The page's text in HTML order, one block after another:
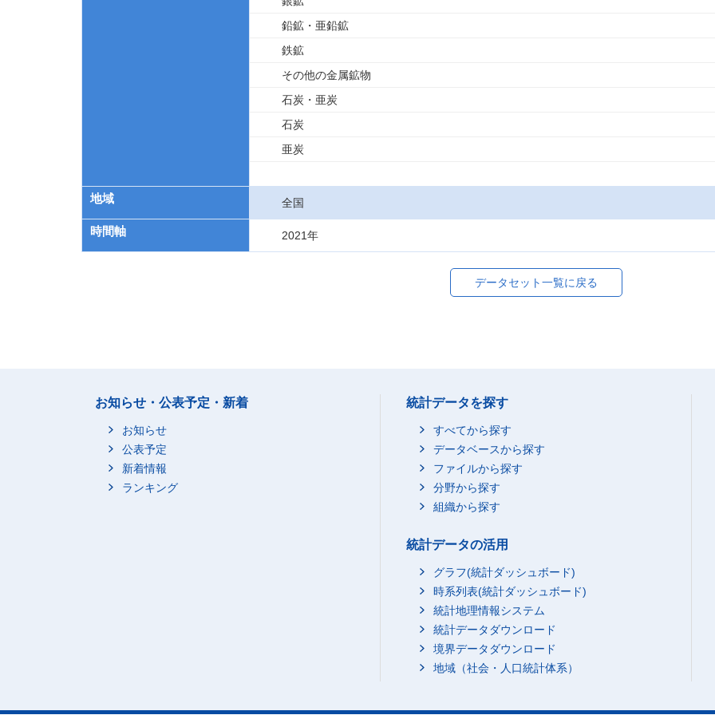
鉛鉱・亜鉛鉱
鉄鉱
その他の金属鉱物
石炭・亜炭
石炭
亜炭
地域 全国
時間軸 2021年
データセット一覧に戻る
お知らせ・公表予定・新着
お知らせ
公表予定
新着情報
ランキング
統計データを探す
すべてから探す
データベースから探す
ファイルから探す
分野から探す
組織から探す
統計データの活用
グラフ(統計ダッシュボード)
時系列表(統計ダッシュボード)
統計地理情報システム
統計データダウンロード
境界データダウンロード
地域（社会・人口統計体系）